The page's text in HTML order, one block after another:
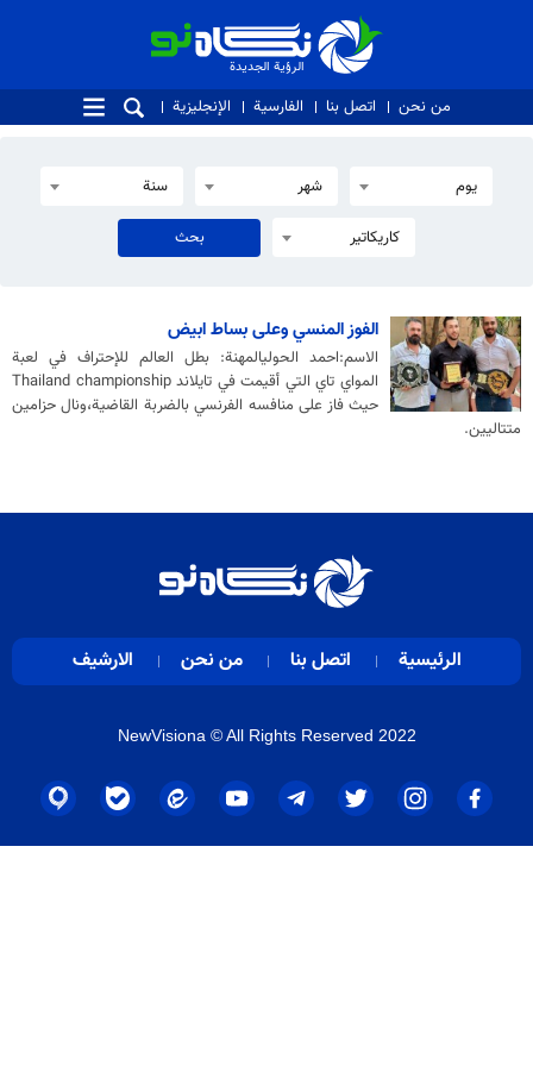
الرؤية الجديدة
الرؤية الجديدة
من نحن اتصل بنا الفارسية الإنجليزية
يوم شهر سنة
كاريكاتير
الفوز المنسي وعلى بساط ابيض
الاسم:احمد الحوليالمهنة: بطل العالم للإحتراف في لعبة
المواي تاي التي أقيمت في تايلاند Thailand championship
حيث فاز على منافسه الفرنسي بالضربة القاضية،ونال حزامين
متتاليين.
الرئيسية اتصل بنا من نحن الارشيف
NewVisiona © All Rights Reserved 2022